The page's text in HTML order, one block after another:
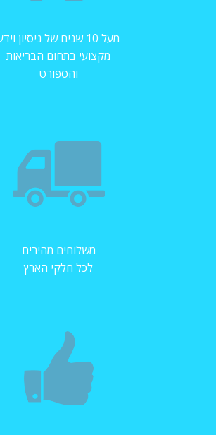
מעל 10 שנים של ניסיון וידע
מקצועי בתחום הבריאות
והספורט
משלוחים מהירים
לכל חלקי הארץ